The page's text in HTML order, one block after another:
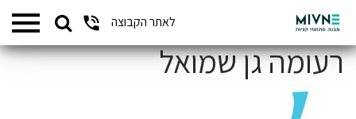
לאתר הקבוצהSearch
המתחמים שלנו
רעומה גן שמואל